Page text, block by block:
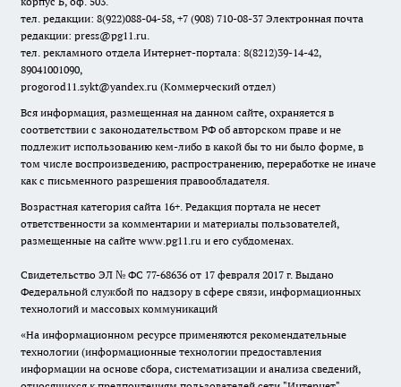
тел. редакции: 8(922)088-04-58, +7 (908) 710-08-37 Электронная почта
редакции: press@pg11.ru.
тел. рекламного отдела Интернет-портала: 8(8212)39-14-42,
89041001090,
progorod11.sykt@yandex.ru (Коммерческий отдел)
Вся информация, размещенная на данном сайте, охраняется в
соответствии с законодательством РФ об авторском праве и не
подлежит использованию кем-либо в какой бы то ни было форме, в
том числе воспроизведению, распространению, переработке не иначе
как с письменного разрешения правообладателя.
Возрастная категория сайта 16+. Редакция портала не несет
ответственности за комментарии и материалы пользователей,
размещенные на сайте www.pg11.ru и его субдоменах.
Свидетельство ЭЛ № ФС 77-68636 от 17 февраля 2017 г. Выдано
Федеральной службой по надзору в сфере связи, информационных
технологий и массовых коммуникаций
«На информационном ресурсе применяются рекомендательные
технологии (информационные технологии предоставления
информации на основе сбора, систематизации и анализа сведений,